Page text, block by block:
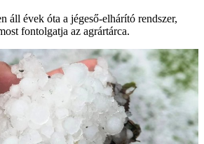
áll évek óta a jégeső-elhárító rendszer,
fontolgatja az agrártárca.